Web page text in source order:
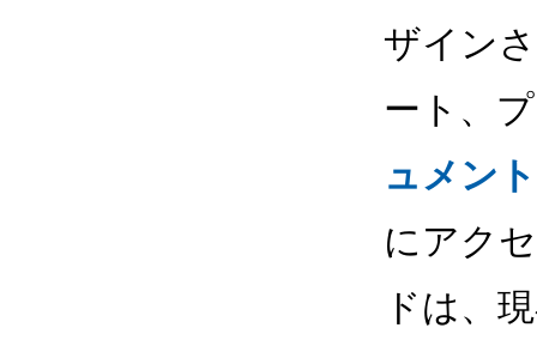
ザイン
ート、
ュメント
にアク
ドは、